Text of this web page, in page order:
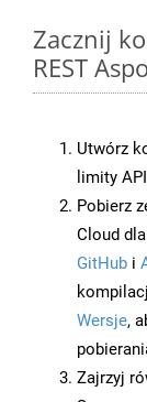
Zacznij
REST
Utwórz
limity
Pobierz
Cloud
GitHub i
Wersje,
Zajrzyj